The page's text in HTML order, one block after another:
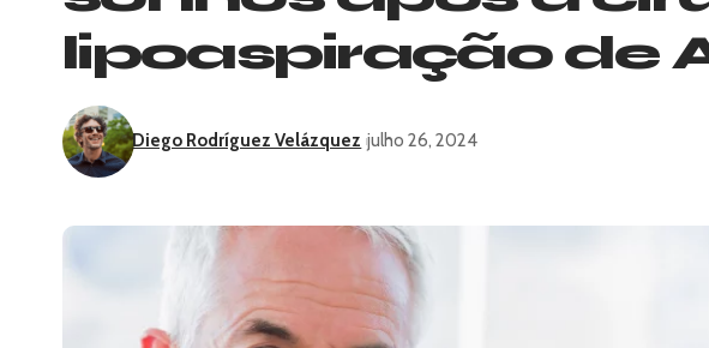
lipoaspiração de
Diego Rodríguez Velázquez julho 26, 2024